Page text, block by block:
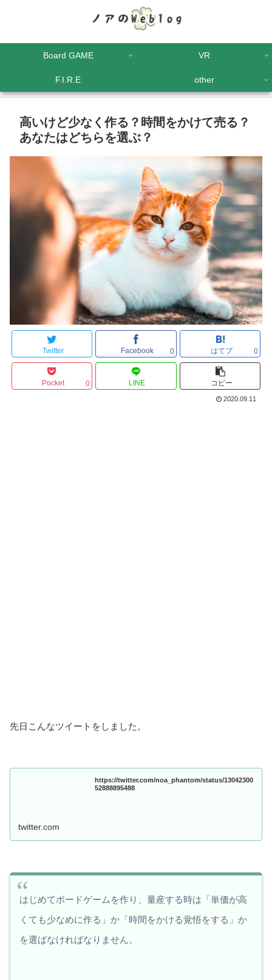
Board GAME VR
F.I.R.E other
高いけど少なく作る？時間をかけて売る？
あなたはどちらを選ぶ？
Twitter Facebook 0 はてブ 0
Pocket 0 LINE コピー
2020.09.11
先日こんなツイートをしました。
https://twitter.com/noa_phantom/status/13042300
52888895488
twitter.com
はじめてボードゲームを作り、量産する時は「単価が高
くても少なめに作る」か「時間をかける覚悟をする」か
を選ばなければなりません。